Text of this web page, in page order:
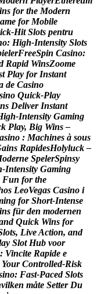
ins for the Modern
ame for Mobile
ick‑Hit Slots pentru
o: High‑Intensity Slots
ielerFreeSpin Casino:
Rapid WinsZoome
t Play for Instant
de Casino
sino Quick‑Play
ns Deliver Instant
igh‑Intensity Gaming
k Play, Big Wins –
asino : Machines à sous
ains RapidesHolyluck –
oderne SpelerSpinsy
‑Intensity Gaming
Fun for the
os LeoVegas Casino i
ing for Short‑Intense
ins für den modernen
nd Quick Wins for
lots, LiveAction, and
ay Slot Hub voor
: Vincite Rapide e
Your Controlled‑Risk
ino: Fast‑Paced Slots
vilken måte Setter Du